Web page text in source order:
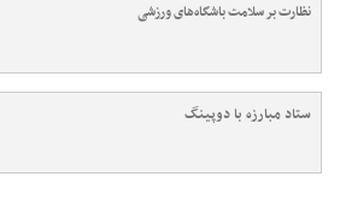
نظارت بر سلامت باشگاه‌های ورزشی
ستاد مبارزه با دوپینگ